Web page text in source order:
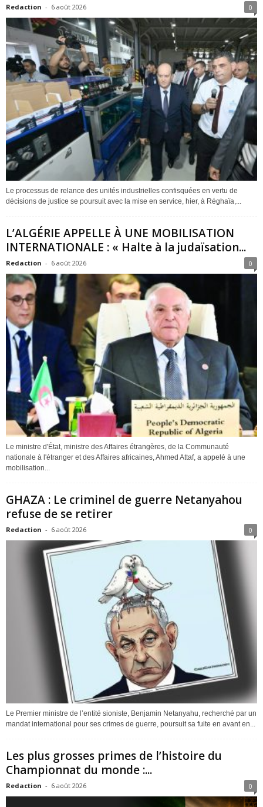
Redaction - 6 août 2026 0
Le processus de relance des unités industrielles confisquées en vertu de
décisions de justice se poursuit avec la mise en service, hier, à Réghaïa,...
L’ALGÉRIE APPELLE À UNE MOBILISATION
INTERNATIONALE : « Halte à la judaïsation...
Redaction - 6 août 2026 0
Le ministre d'État, ministre des Affaires étrangères, de la Communauté
nationale à l'étranger et des Affaires africaines, Ahmed Attaf, a appelé à une
mobilisation...
GHAZA : Le criminel de guerre Netanyahou
refuse de se retirer
Redaction - 6 août 2026 0
Le Premier ministre de l’entité sioniste, Benjamin Netanyahu, recherché par un
mandat international pour ses crimes de guerre, poursuit sa fuite en avant en...
Les plus grosses primes de l’histoire du
Championnat du monde :...
Redaction - 6 août 2026 0